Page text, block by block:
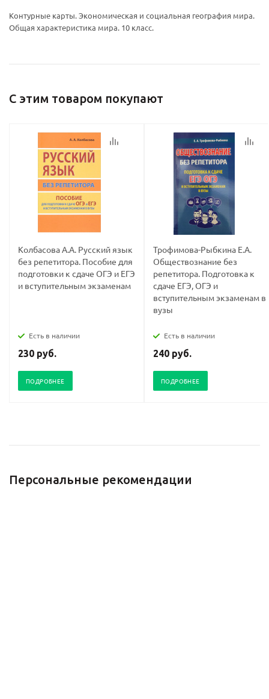
Контурные карты. Экономическая и социальная география мира.
Общая характеристика мира. 10 класс.
С этим товаром покупают
Колбасова А.А. Русский язык
без репетитора. Пособие для
подготовки к сдаче ОГЭ и ЕГЭ
и вступительным экзаменам
Есть в наличии
230 руб.
ПОДРОБНЕЕ
Трофимова-Рыбкина Е.А.
Обществознание без
репетитора. Подготовка к
сдаче ЕГЭ, ОГЭ и
вступительным экзаменам в
вузы
Есть в наличии
240 руб.
ПОДРОБНЕЕ
Персональные рекомендации
конфидициальности
конфидициальности